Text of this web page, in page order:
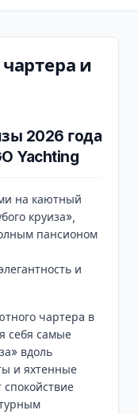
и
2026 года
Yachting
на каютный
круиза»,
пансионом
и
чартерa в
себя самые
вдоль
и яхтенные